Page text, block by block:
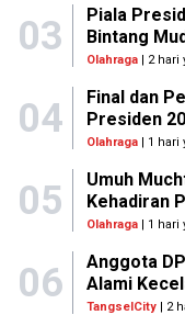
03
Piala
Bintang
Olahraga| 2 hari
04
Final dan
Presiden
Olahraga| 1 hari
05
Umuh
Kehadiran
Olahraga| 1 hari
06
Anggota
Alami
TangselCity| 2